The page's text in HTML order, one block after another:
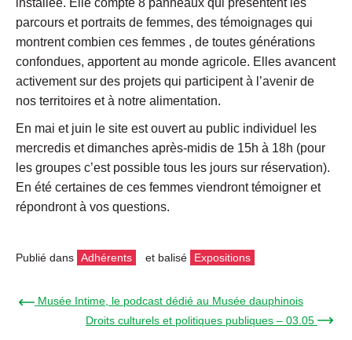
installée. Elle compte 8 panneaux qui présentent les
parcours et portraits de femmes, des témoignages qui
montrent combien ces femmes , de toutes générations
confondues, apportent au monde agricole. Elles avancent
activement sur des projets qui participent à l’avenir de
nos territoires et à notre alimentation.
En mai et juin le site est ouvert au public individuel les
mercredis et dimanches après-midis de 15h à 18h (pour
les groupes c’est possible tous les jours sur réservation).
En été certaines de ces femmes viendront témoigner et
répondront à vos questions.
Publié dans Adhérents et balisé Expositions
← Musée Intime, le podcast dédié au Musée dauphinois
Droits culturels et politiques publiques – 03.05 →